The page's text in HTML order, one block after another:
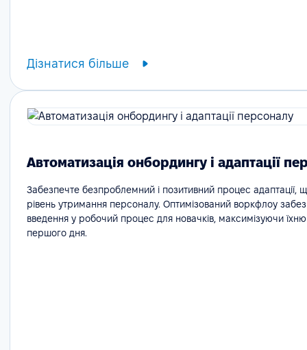
Дізнатися більше
Автоматизація онбордингу і адаптації
Забезпечте безпроблемний і позитивний процес адаптації,
рівень утримання персоналу. Оптимізований воркфлоу
введення у робочий процес для новачків, максимізуючи їхню
першого дня.